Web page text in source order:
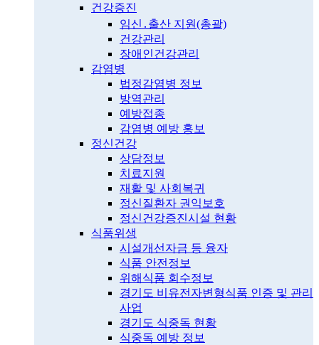
건강증진
임신․출산 지원(총괄)
건강관리
장애인건강관리
감염병
법정감염병 정보
방역관리
예방접종
감염병 예방 홍보
정신건강
상담정보
치료지원
재활 및 사회복귀
정신질환자 권익보호
정신건강증진시설 현황
식품위생
시설개선자금 등 융자
식품 안전정보
위해식품 회수정보
경기도 비유전자변형식품 인증 및 관리
사업
경기도 식중독 현황
식중독 예방 정보